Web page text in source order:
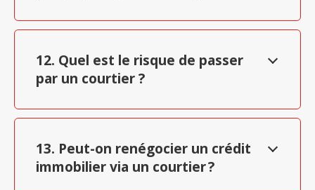
12. Quel est le risque de passer
par un courtier ?
13. Peut-on renégocier un crédit
immobilier via un courtier ?